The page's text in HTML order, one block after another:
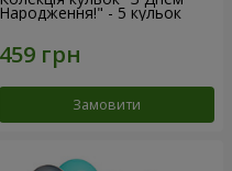
Народження!" - 5 кульок
Замовити